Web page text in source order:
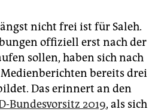
nicht frei ist für Saleh.
offiziell erst nach der
sollen, haben sich nach
bereits drei
Das erinnert an den
Bundesvorsitz 2019, als sich